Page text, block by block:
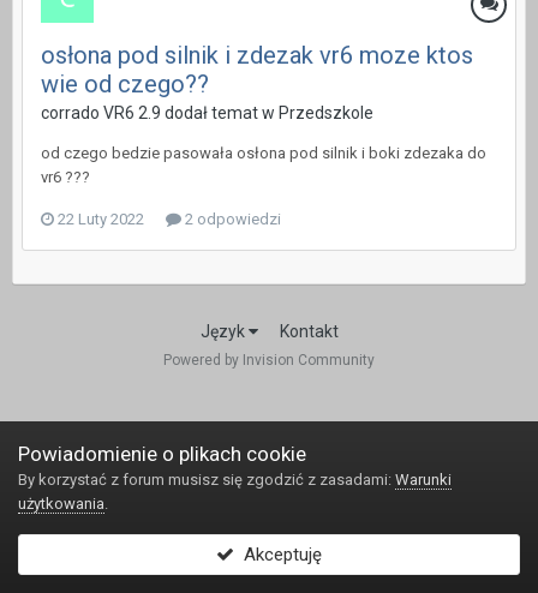
osłona pod silnik i zdezak vr6 moze ktos
wie od czego??
corrado VR6 2.9 dodał temat w Przedszkole
od czego bedzie pasowała osłona pod silnik i boki zdezaka do
vr6 ???
22 Luty 2022 2 odpowiedzi
Język Kontakt
Powered by Invision Community
Powiadomienie o plikach cookie
By korzystać z forum musisz się zgodzić z zasadami: Warunki
użytkowania.
Akceptuję